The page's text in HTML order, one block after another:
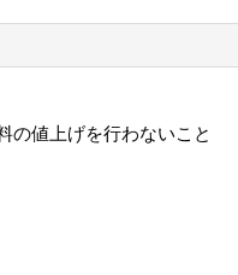
の値上げを行わないこと